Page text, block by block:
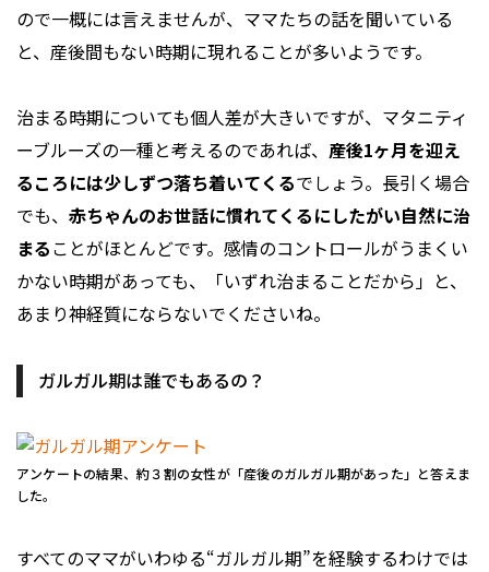
ので一概には言えませんが、ママたちの話を聞いている
と、産後間もない時期に現れることが多いようです。
治まる時期についても個人差が大きいですが、マタニティ
ーブルーズの一種と考えるのであれば、 産後1ヶ月を迎え
るころには少しずつ落ち着いてくるでしょう。長引く場合
でも、 赤ちゃんのお世話に慣れてくるにしたがい自然に治
まることがほとんどです。感情のコントロールがうまくい
かない時期があっても、「いずれ治まることだから」と、
あまり神経質にならないでくださいね。
ガルガル期は誰でもあるの？
アンケートの結果、約３割の女性が「産後のガルガル期があった」と答えま
した。
すべてのママがいわゆる“ガルガル期”を経験するわけでは